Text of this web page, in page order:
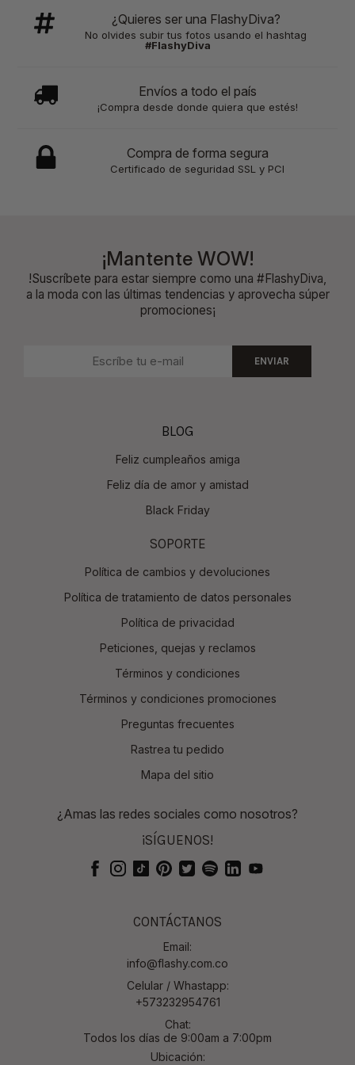
¿Quieres ser una FlashyDiva?
No olvides subir tus fotos usando el hashtag
#FlashyDiva
Envíos a todo el país
¡Compra desde donde quiera que estés!
Compra de forma segura
Certificado de seguridad SSL y PCI
¡Mantente WOW!
!Suscríbete para estar siempre como una #FlashyDiva,
a la moda con las últimas tendencias y aprovecha súper
promociones¡
ENVIAR
BLOG
Feliz cumpleaños amiga
Feliz día de amor y amistad
Black Friday
SOPORTE
Política de cambios y devoluciones
Política de tratamiento de datos personales
Política de privacidad
Peticiones, quejas y reclamos
Términos y condiciones
Términos y condiciones promociones
Preguntas frecuentes
Rastrea tu pedido
Mapa del sitio
¿Amas las redes sociales como nosotros?
¡SÍGUENOS!
CONTÁCTANOS
Email:
info@flashy.com.co
Celular / Whastapp:
+573232954761
Chat:
Todos los días de 9:00am a 7:00pm
Ubicación: